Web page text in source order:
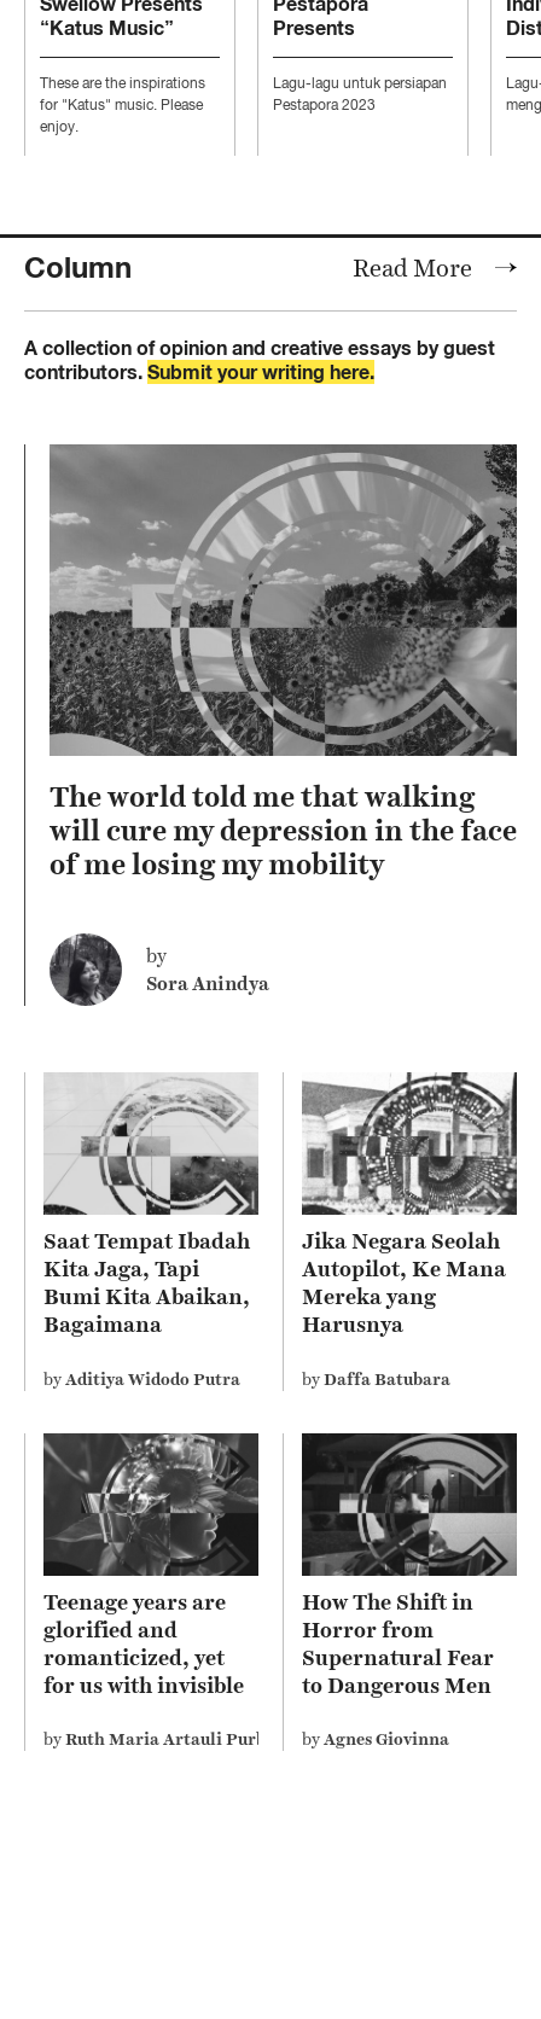
“Katus Music”
These are the inspirations
for "Katus" music. Please
enjoy.
Presents
“Persiapan Pesta”
Lagu-lagu untuk persiapan
Pestapora 2023
Column Read More
A collection of opinion and creative essays by guest
contributors. Submit your writing here.
The world told me that walking
will cure my depression in the face
of me losing my mobility
by
Sora Anindya
Saat Tempat Ibadah
Kita Jaga, Tapi
Bumi Kita Abaikan,
Bagaimana
Agama Kita?
byAditiya Widodo Putra
Jika Negara Seolah
Autopilot, Ke Mana
Mereka yang
Harusnya
byDaffa Batubara
Teenage years are
glorified and
romanticized, yet
for us with invisible
differently
byRuth Maria Artauli Purba
How The Shift in
Horror from
Supernatural Fear
to Dangerous Men
Screen
byAgnes Giovinna